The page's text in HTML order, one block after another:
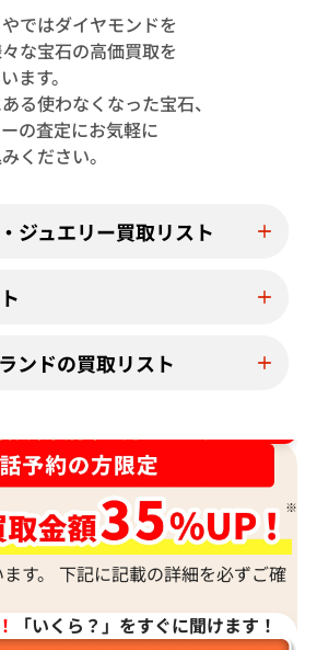
ン・ダイヤモンド
参考買取価格
ではダイヤモンドを
な宝石の高価買取を
ます。
る使わなくなった宝石、
の査定にお気軽に
ください。
ジュエリー買取リスト
ンドの買取リスト
す。 下記に記載の詳細を必ずご確
「いくら？」をすぐに聞けます！